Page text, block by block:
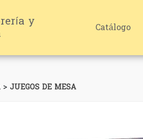
y Catálogo
> JUEGOS DE MESA